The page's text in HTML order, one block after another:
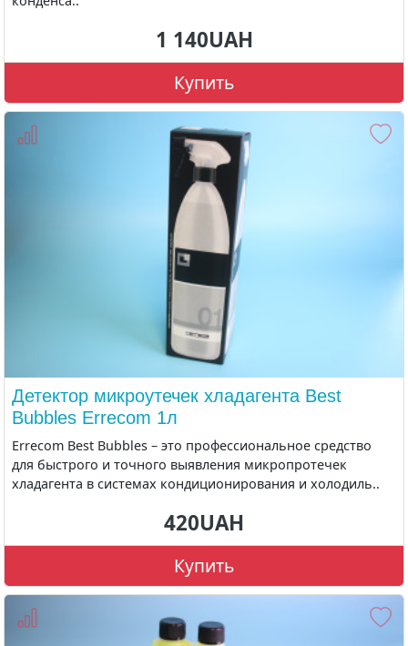
1 140UAH
Купить
Детектор микроутечек хладагента Best
Bubbles Errecom 1л
Errecom Best Bubbles – это профессиональное средство
для быстрого и точного выявления микропротечек
хладагента в системах кондиционирования и холодиль..
420UAH
Купить